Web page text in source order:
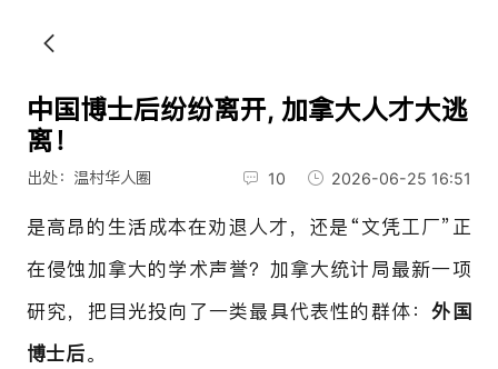
中国博士后纷纷离开, 加拿大人才大逃
离！
出处：温村华人圈 10 2026-06-25 16:51
是高昂的生活成本在劝退人才，还是“文凭工厂”正
在侵蚀加拿大的学术声誉？加拿大统计局最新一项
研究，把目光投向了一类最具代表性的群体：外国
博士后。